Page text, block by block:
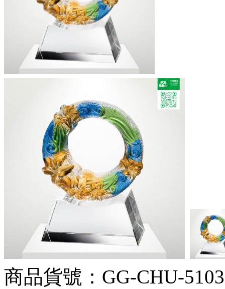
商品貨號：GG-CHU-